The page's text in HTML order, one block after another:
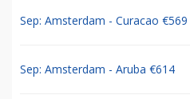
Sep: Amsterdam - Curacao €569
Sep: Amsterdam - Aruba €614